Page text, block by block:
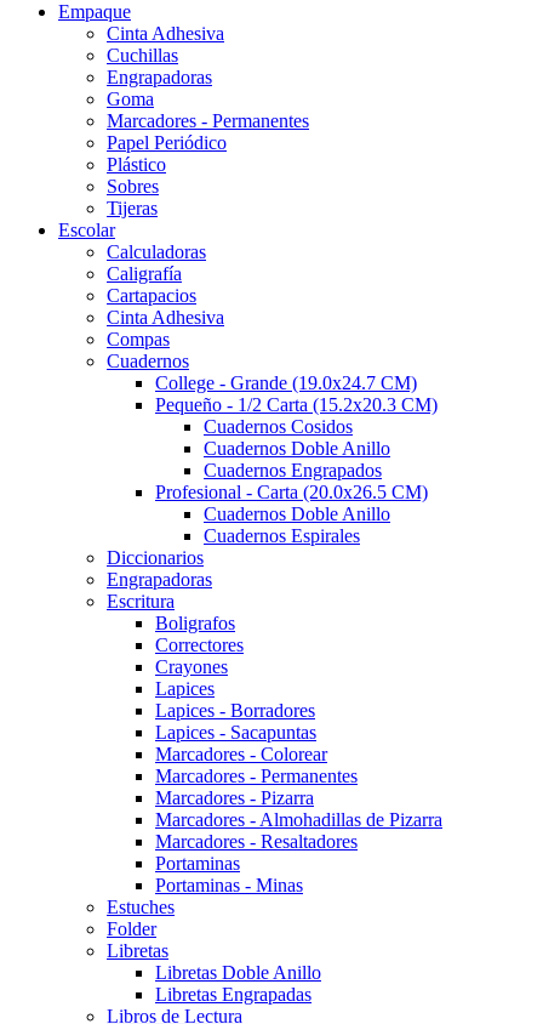
Empaque
Cinta Adhesiva
Cuchillas
Engrapadoras
Goma
Marcadores - Permanentes
Papel Periódico
Plástico
Sobres
Tijeras
Escolar
Calculadoras
Caligrafía
Cartapacios
Cinta Adhesiva
Compas
Cuadernos
College - Grande (19.0x24.7 CM)
Pequeño - 1/2 Carta (15.2x20.3 CM)
Cuadernos Cosidos
Cuadernos Doble Anillo
Cuadernos Engrapados
Profesional - Carta (20.0x26.5 CM)
Cuadernos Doble Anillo
Cuadernos Espirales
Diccionarios
Engrapadoras
Escritura
Boligrafos
Correctores
Crayones
Lapices
Lapices - Borradores
Lapices - Sacapuntas
Marcadores - Colorear
Marcadores - Permanentes
Marcadores - Pizarra
Marcadores - Almohadillas de Pizarra
Marcadores - Resaltadores
Portaminas
Portaminas - Minas
Estuches
Folder
Libretas
Libretas Doble Anillo
Libretas Engrapadas
Libros de Lectura